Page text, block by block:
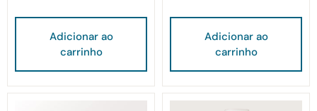
Adicionar ao
carrinho
Adicionar ao
carrinho